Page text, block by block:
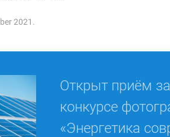
2021.
Открыт приём
конкурсе
«Энергетика